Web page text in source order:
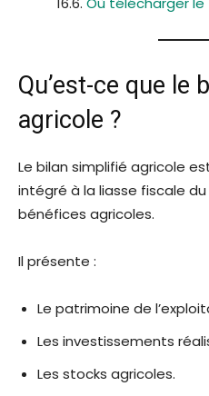
Qu’est-ce que le
agricole ?
Le bilan simplifié agricole
intégré à la liasse fiscale
bénéfices agricoles.
Il présente :
Le patrimoine de
Les investissements
Les stocks agricoles.